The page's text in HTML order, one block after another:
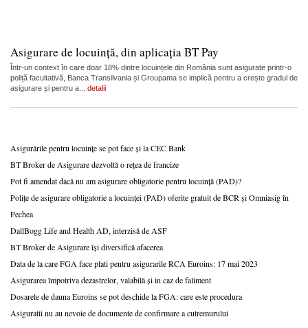
Asigurare de locuință, din aplicația BT Pay
Într-un context în care doar 18% dintre locuințele din România sunt asigurate printr-o
poliță facultativă, Banca Transilvania și Groupama se implică pentru a crește gradul de
asigurare și pentru a... detalii
Asigurările pentru locuințe se pot face și la CEC Bank
BT Broker de Asigurare dezvoltă o rețea de francize
Pot fi amendat dacă nu am asigurare obligatorie pentru locuință (PAD)?
Polițe de asigurare obligatorie a locuinței (PAD) oferite gratuit de BCR și Omniasig în
Pechea
DallBogg Life and Health AD, interzisă de ASF
BT Broker de Asigurare își diversifică afacerea
Data de la care FGA face plati pentru asigurarile RCA Euroins: 17 mai 2023
Asigurarea împotriva dezastrelor, valabilă și in caz de faliment
Dosarele de dauna Euroins se pot deschide la FGA: care este procedura
Asiguratii nu au nevoie de documente de confirmare a cutremurului